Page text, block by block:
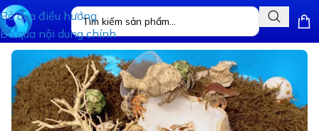
Bỏ qua điều hướng
Bỏ qua nội dung chính